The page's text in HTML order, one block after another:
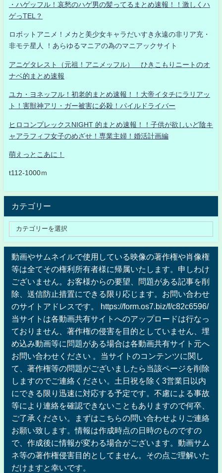
・ハゲッフル！哀愁のハゲ男の髪ってるまとめ速報！！激しくハ
ゲっTEL？
ロボットアニメ！メカと美少女キャラだいすき永遠の非リア充・
非モテ星人 ！あらゆるマニアの為のマニアックサイト
アニゲタレスト（元祖！アニメッフル） ひきこもりニートのオ
ナベ的まとめ速報
ユカ・ヨネッフル！初老的まとめ速報！！大帝イタチにラリアッ
ト！害獣神アリ・ガー被害に必殺！パイルドライバー
ヒロコンプレックスNIGHT 的まとめ速報！！子供が欲しいど陰キ
ャアラフィフ女子のめざせ！専業主婦！婚活計画編
萌えっとこあに！
t112-1000ｍ
カテゴリー
動画やサムネイルで使用している映像の著作権や肖像権
等は全てその権利所有者様に帰属いたします。申しわけ
ございません。お客様からの要望、問題がある記事を削
除、送信防止措置にできる限り応じます。お問い合わせ
のサイトアドレスです。 https://form.os7.biz/f/c82c6596/
当サイトは各動画共有サイトへのアップロードは行なっ
ておりません、著作権の侵害を目的としていません、埋
め込み動画等に問題がある場合は各動画共有サイト元へ
お問い合わせください 。当サイトのコンテンツに関し
て、著作権等の問題がございましたら当該ページを削除
しますのでご連絡ください。土日祝を除く3営業日以内
にできる限り迅速に対応する予定です。不慮による事故
等により連絡を確認できないこともありますので何卒、
ご了承ください。まずはこちらの問い合わせよりご連絡
お願い致します。情報は作成時点の日時のものですの
で、作成後に情報が変わる場合がございます。動画サム
ネ等の著作権侵害目的としてません。その点ご理解いた
だけますと幸いです。